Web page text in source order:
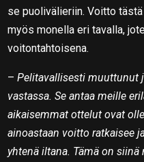
se puolivälieriin. Voitto
myös monella eri tavalla,
voitontahtoisena.
–Pelitavallisesti muuttunut
vastassa. Se antaa meille
aikaisemmat ottelut ovat
ainoastaan voitto ratkaisee
yhtenä iltana. Tämä on